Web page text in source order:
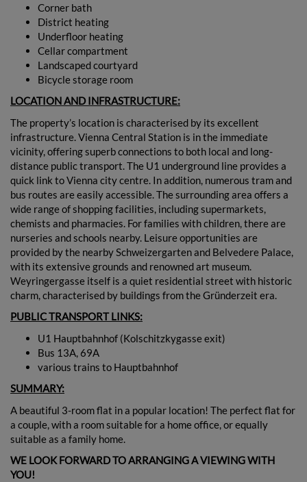
Corner bath
District heating
Underfloor heating
Cellar compartment
Landscaped courtyard
Bicycle storage room
LOCATION AND INFRASTRUCTURE:
The property’s location is characterised by its excellent
infrastructure. Vienna Central Station is in the immediate
vicinity, offering superb connections to both local and long-
distance public transport. The U1 underground line provides a
quick link to Vienna city centre. In addition, numerous tram and
bus routes are easily accessible. The surrounding area offers a
wide range of shopping facilities, including supermarkets,
chemists and pharmacies. For families with children, there are
nurseries and schools nearby. Leisure opportunities are
provided by the nearby Schweizergarten and Belvedere Palace,
with its extensive grounds and renowned art museum.
Weyringergasse itself is a quiet residential street with historic
charm, characterised by buildings from the Gründerzeit era.
PUBLIC TRANSPORT LINKS:
U1 Hauptbahnhof (Kolschitzkygasse exit)
Bus 13A, 69A
various trains to Hauptbahnhof
SUMMARY:
A beautiful 3-room flat in a popular location! The perfect flat for
a couple, with a room suitable for a home office, or equally
suitable as a family home.
WE LOOK FORWARD TO ARRANGING A VIEWING WITH
YOU!